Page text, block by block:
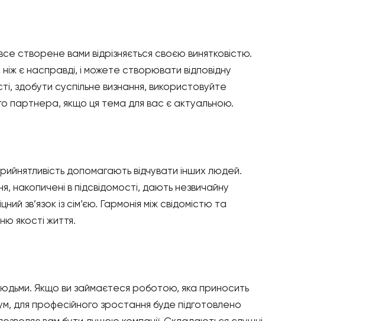
створене вами відрізняється своєю винятковістю.
є насправді, і можете створювати відповідну
здобути суспільне визнання, використовуйте
партнера, якщо ця тема для вас є актуальною.
допомагають відчувати інших людей.
в підсвідомості, дають незвичайну
зв’язок із сім’єю. Гармонія між свідомістю та
якості життя.
Якщо ви займаєтеся роботою, яка приносить
для професійного зростання буде підготовлено